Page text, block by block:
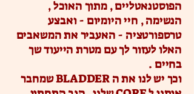
הפוסטנאטליים , מתוך האוכל ,
הנשימה , חיי היומיום - ואבצע
טרספורטציה - האעביר את המשאבים
האלו לעזור לך עם מטרת הייעוד שך
בחיים .
וכך יש לנו את ה BLADDER שמחבר